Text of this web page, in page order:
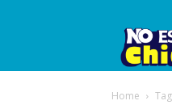
Home